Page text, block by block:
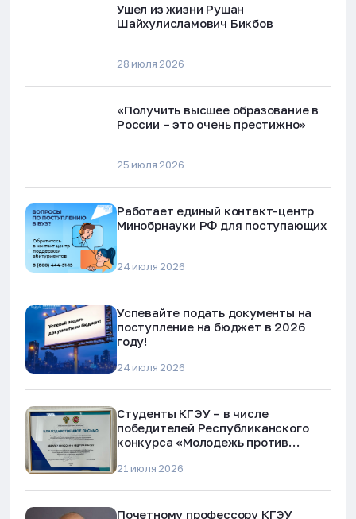
Ушел из жизни Рушан
Шайхулисламович Бикбов
28 июля 2026
«Получить высшее образование в
России – это очень престижно»
25 июля 2026
Работает единый контакт-центр
Минобрнауки РФ для поступающих
24 июля 2026
Успевайте подать документы на
поступление на бюджет в 2026
году!
24 июля 2026
Студенты КГЭУ – в числе
победителей Республиканского
конкурса «Молодежь против
мошенничества»
21 июля 2026
Почетному профессору КГЭУ